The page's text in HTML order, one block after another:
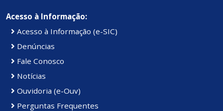
Acesso à Informação:
Acesso à Informação (e-SIC)
Denúncias
Fale Conosco
Notícias
Ouvidoria (e-Ouv)
Perguntas Frequentes